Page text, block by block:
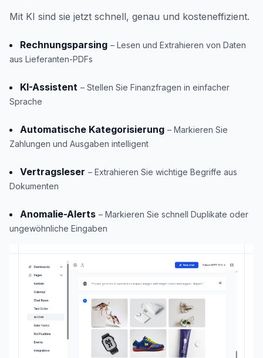
Mit KI sind sie jetzt schnell, genau und kosteneffizient.
Rechnungsparsing – Lesen und Extrahieren von Daten
aus Lieferanten-PDFs
KI-Assistent – Stellen Sie Finanzfragen in einfacher
Sprache
Automatische Kategorisierung – Markieren Sie
Zahlungen und Ausgaben intelligent
Vertragsleser – Extrahieren Sie wichtige Begriffe aus
Dokumenten
Anomalie-Alerts – Markieren Sie schnell Duplikate oder
ungewöhnliche Eingaben